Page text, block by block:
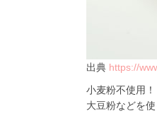
出典 https://
小麦粉不使用！
大豆粉などを